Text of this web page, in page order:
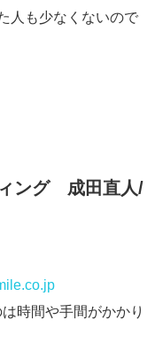
人も少なくないので
ィング 成田直人/
時間や手間がかかり